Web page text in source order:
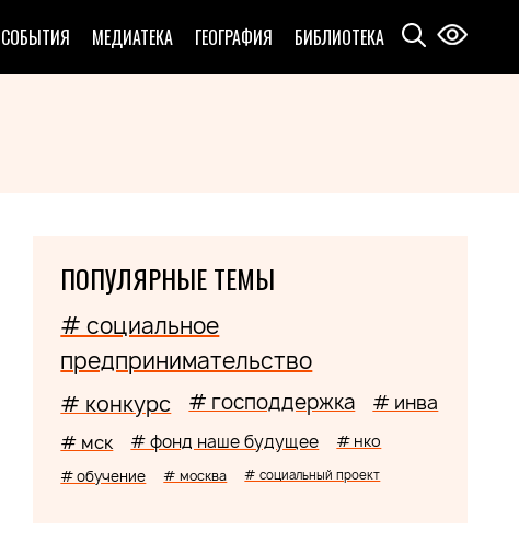
СОБЫТИЯ МЕДИАТЕКА ГЕОГРАФИЯ БИБЛИОТЕКА
ПОПУЛЯРНЫЕ ТЕМЫ
# социальное
предпринимательство
# конкурс # господдержка # инва
# мск # фонд наше будущее # нко
# обучение # москва # социальный проект